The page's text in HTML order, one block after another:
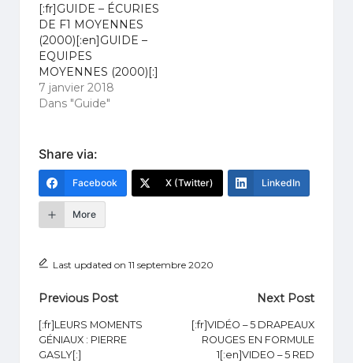
[:fr]GUIDE – ÉCURIES
DE F1 MOYENNES
(2000)[:en]GUIDE –
EQUIPES
MOYENNES (2000)[:]
7 janvier 2018
Dans "Guide"
Share via:
Facebook X (Twitter) LinkedIn
More
Last updated on 11 septembre 2020
Post
navigation
Previous Post
[:fr]LEURS MOMENTS
GÉNIAUX : PIERRE
GASLY[:]
Next Post
[:fr]VIDÉO – 5 DRAPEAUX
ROUGES EN FORMULE
1[:en]VIDEO – 5 RED